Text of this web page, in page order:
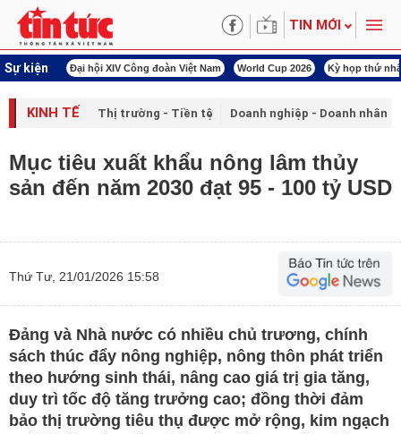
TIN MỚI
Sự kiện
ngày đêm Đại hội XIV Công đoàn Việt Nam World Cup 2026 Kỳ họp thứ
KINH TẾ Thị trường - Tiền tệ Doanh nghiệp - Doanh nhân
Mục tiêu xuất khẩu nông lâm thủy
sản đến năm 2030 đạt 95 - 100 tỷ USD
Thứ Tư, 21/01/2026 15:58
Đảng và Nhà nước có nhiều chủ trương, chính
sách thúc đẩy nông nghiệp, nông thôn phát triển
theo hướng sinh thái, nâng cao giá trị gia tăng,
duy trì tốc độ tăng trưởng cao; đồng thời đảm
bảo thị trường tiêu thụ được mở rộng, kim ngạch